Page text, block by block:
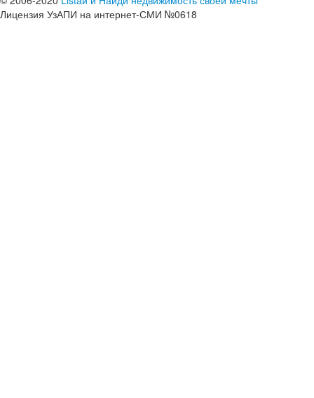
Лицензия УзАПИ на интернет-СМИ №0618